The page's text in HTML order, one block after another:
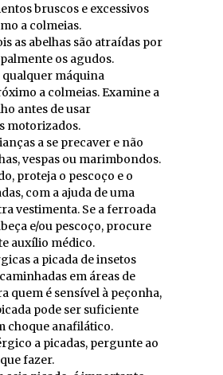
bruscos e excessivos
a colmeias.
as abelhas são atraídas por
os agudos.
qualquer máquina
a colmeias. Examine a
antes de usar
motorizados.
a se precaver e não
vespas ou marimbondos.
proteja o pescoço e o
com a ajuda de uma
vestimenta. Se a ferroada
e/ou pescoço, procure
auxílio médico.
a picada de insetos
em áreas de
quem é sensível à peçonha,
pode ser suficiente
choque anafilático.
a picadas, pergunte ao
fazer.